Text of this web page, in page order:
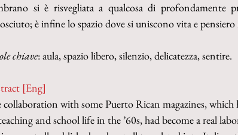
si è risvegliata a qualcosa di
è infine lo spazio dove si uniscono vita e
chiave: aula, spazio libero, silenzio, delicatezza, sentire.
[Eng]
collaboration with some Puerto Rican magazines,
and school life in the ’60s, had become a real